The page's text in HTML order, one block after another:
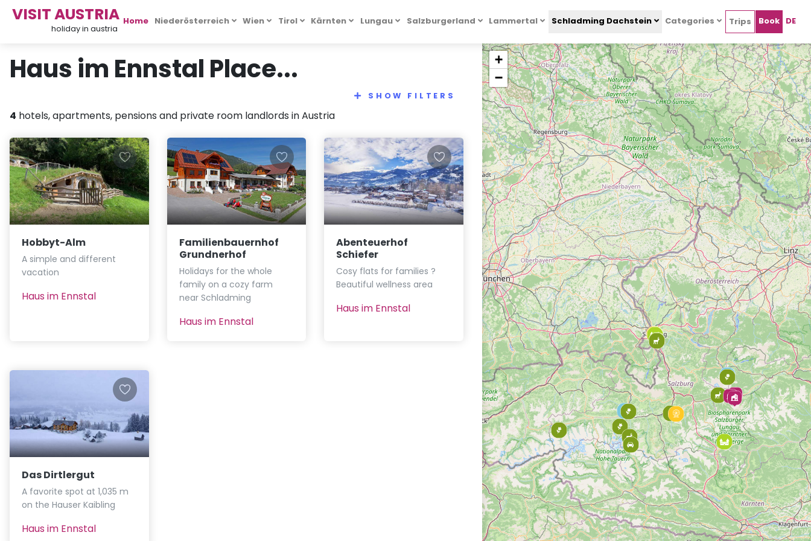
VISIT AUSTRIA
holiday in austria
Home Niederösterreich Wien Tirol Kärnten Lungau Salzburgerland Lammertal Schladming Dachstein Categories Trips Book DE
Haus im Ennstal Place...
SHOW FILTERS
4 hotels, apartments, pensions and private room landlords in Austria
Hobbyt-Alm
A simple and different
vacation
Haus im Ennstal
Familienbauernhof
Grundnerhof
Holidays for the whole
family on a cozy farm
near Schladming
Haus im Ennstal
Abenteuerhof
Schiefer
Cosy flats for families ?
Beautiful wellness area
Haus im Ennstal
Das Dirtlergut
A favorite spot at 1,035 m
on the Hauser Kaibling
Haus im Ennstal
+
−